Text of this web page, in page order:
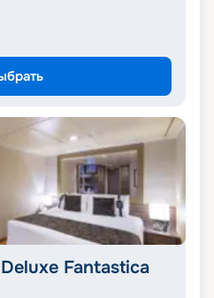
Fantastica